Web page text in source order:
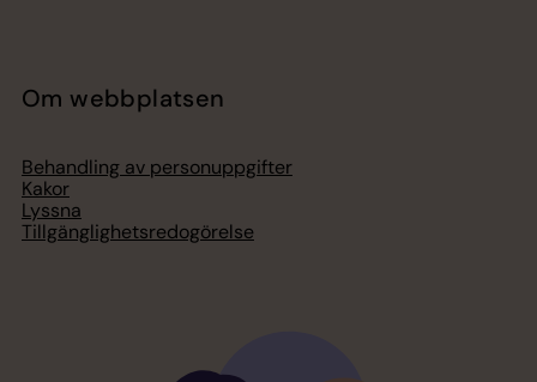
Om webbplatsen
Behandling av personuppgifter
Kakor
Lyssna
Tillgänglighetsredogörelse